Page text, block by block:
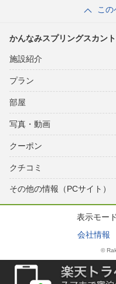
この
かんなみスプリングスカン
施設紹介
プラン
部屋
写真・動画
クーポン
クチコミ
その他の情報（PCサイト）
表示モー
会社情報
©